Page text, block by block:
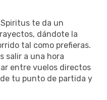
te da un
dándote la
tal como prefieras.
salir a una hora
entre vuelos directos
tu punto de partida y